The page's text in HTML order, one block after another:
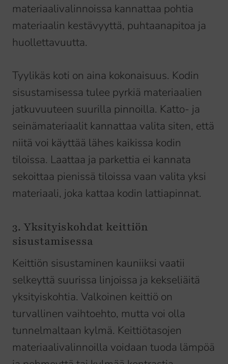
materiaalivalinnoissa kannattaa pohtia
materiaalin kestävyyttä, puhtaanapitoa ja
huollettavuutta.
Tyylikäs koti on aina kokonaisuus. Kodin
sisustamisessa tulee pyrkiä materiaalien
jatkuvuuteen suurilla pinnoilla. Katto- ja
seinämateriaalit kannattaa valita siten, että
niitä voi käyttää lähes kaikissa kodin
tiloissa. Laattaa ja parkettia ei kannata
sekoittaa pienissä tiloissa vaan valita yksi
materiaali, joka kattaa kodin lattiapinnat.
3. Yksityiskohdat keittiön
sisustamisessa
Keittiön sisustaminen kauniiksi vaatii
selkeyttä suurissa linjoissa ja kekseliäitä
yksityiskohtia. Valkoinen keittiö on
turvallinen vaihtoehto, mutta voi olla
tunnelmaltaan kylmä. Keittiötasojen
materiaalivalinnoilla voidaan tuoda lämpöä